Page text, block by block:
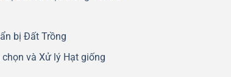
bị Đất Trồng
chọn và Xử lý Hạt giống